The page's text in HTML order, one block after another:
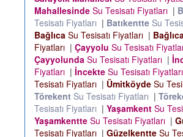
Mahallesinde Su Tesisatı Fiyatları |
Tesisatı Fiyatları | Batıkentte Su
Bağlıca Su Tesisatı Fiyatları |
Fiyatları | Çayyolu Su Tesisatı
Çayyolunda Su Tesisatı Fiyatları |
Fiyatları | İncekte Su Tesisatı Fiyatları
Tesisatı Fiyatları | Ümitköyde Su
Törekent Su Tesisatı Fiyatları |
Tesisatı Fiyatları | Yaşamkent Su
Yaşamkentte Su Tesisatı Fiyatları |
Tesisatı Fiyatları | Güzelkentte Su